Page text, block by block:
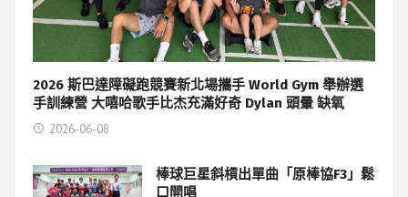
2026 斯巴達障礙跑競賽新北場攜手 World Gym 舉辦選
手訓練營 大嘻哈歌手比杰充滿好奇 Dylan 頭暈 缺氧
2026-06-08
棒球巨星斜槓出單曲「原棒協F3」鬆
口開唱